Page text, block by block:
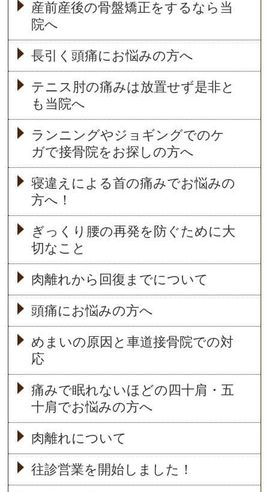
産前産後の骨盤矯正をするなら当
院へ
長引く頭痛にお悩みの方へ
テニス肘の痛みは放置せず是非と
も当院へ
ランニングやジョギングでのケ
ガで接骨院をお探しの方へ
寝違えによる首の痛みでお悩みの
方へ！
ぎっくり腰の再発を防ぐために大
切なこと
肉離れから回復までについて
頭痛にお悩みの方へ
めまいの原因と車道接骨院での対
応
痛みで眠れないほどの四十肩・五
十肩でお悩みの方へ
肉離れについて
往診営業を開始しました！